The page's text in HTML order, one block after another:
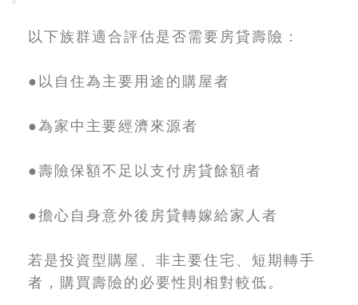
以下族群適合評估是否需要房貸壽險：
●以自住為主要用途的購屋者
●為家中主要經濟來源者
●壽險保額不足以支付房貸餘額者
●擔心自身意外後房貸轉嫁給家人者
若是投資型購屋、非主要住宅、短期轉手
者，購買壽險的必要性則相對較低。